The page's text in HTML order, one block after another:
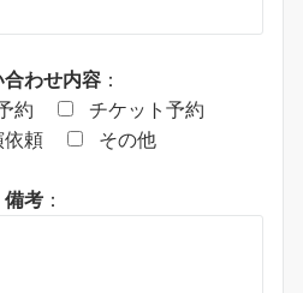
合わせ内容 ：
約
チケット予約
依頼
その他
備考 ：